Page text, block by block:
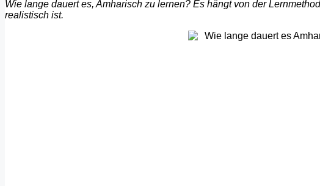
Wie lange dauert es, Amharisch zu lernen? Es hängt von der
realistisch ist.